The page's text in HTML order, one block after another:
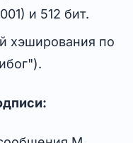
и 512 бит.
хэширования по